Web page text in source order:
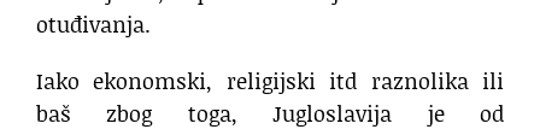
otuđivanja.
Iako ekonomski, religijski itd raznolika ili
baš zbog toga, Jugloslavija je od